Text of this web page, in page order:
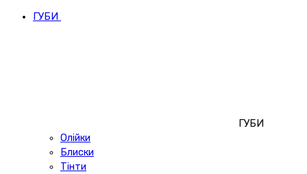
ГУБИ
ГУБИ
Олійки
Блиски
Тінти